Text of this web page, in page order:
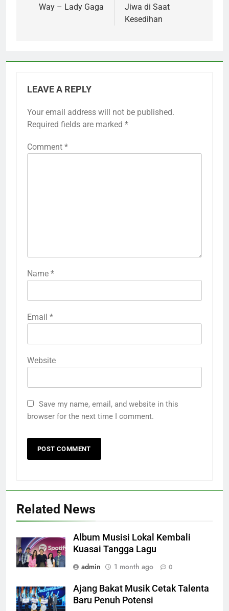
Way – Lady Gaga
Jiwa di Saat
Kesedihan
LEAVE A REPLY
Your email address will not be published.
Required fields are marked *
Comment *
Name *
Email *
Website
Save my name, email, and website in this
browser for the next time I comment.
Related News
Album Musisi Lokal Kembali
Kuasai Tangga Lagu
admin
1 month ago 0
Ajang Bakat Musik Cetak Talenta
Baru Penuh Potensi